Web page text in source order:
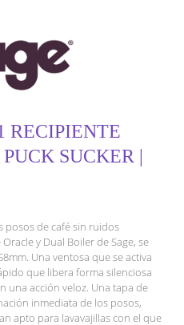
RECIPIENTE
SUCKER |
posos de café sin ruidos
y Dual Boiler de Sage, se
Una ventosa que se activa
que libera forma silenciosa
una acción veloz. Una tapa de
inmediata de los posos,
apto para lavavajillas con el que